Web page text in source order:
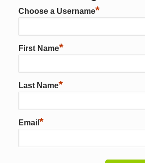
Choose a Username*
First Name*
Last Name*
Email*